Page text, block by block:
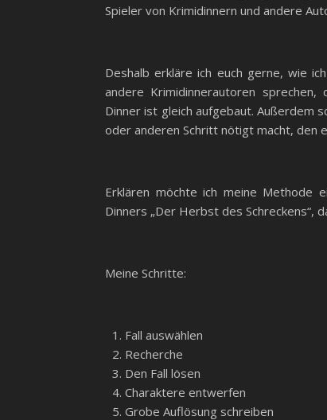
Spieler von Krimidinnern und andere
Deshalb erkläre ich euch gerne, wie
andere Krimidinnerautoren
Dinner ist gleich aufgebaut. Außerdem
oder anderen Schritt nötigt macht, den
Erklären möchte ich meine Methode
Dinners „Der Herbst des Schreckens“,
Meine Schritte:
Fall auswählen
Recherche
Den Fall lösen
Charaktere entwerfen
Grobe Auflösung schreiben